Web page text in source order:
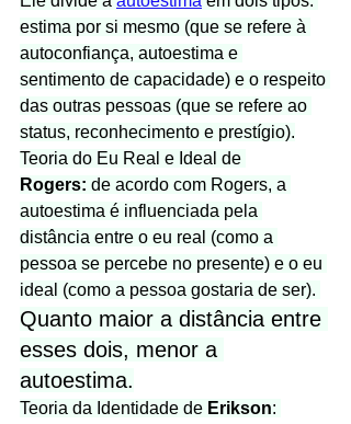
estima por si mesmo (que se refere à
autoconfiança, autoestima e
sentimento de capacidade) e o respeito
das outras pessoas (que se refere ao
status, reconhecimento e prestígio).
Teoria do Eu Real e Ideal de
Rogers: de acordo com Rogers, a
autoestima é influenciada pela
distância entre o eu real (como a
pessoa se percebe no presente) e o eu
ideal (como a pessoa gostaria de ser).
Quanto maior a distância entre
esses dois, menor a
autoestima.
Teoria da Identidade de Erikson: